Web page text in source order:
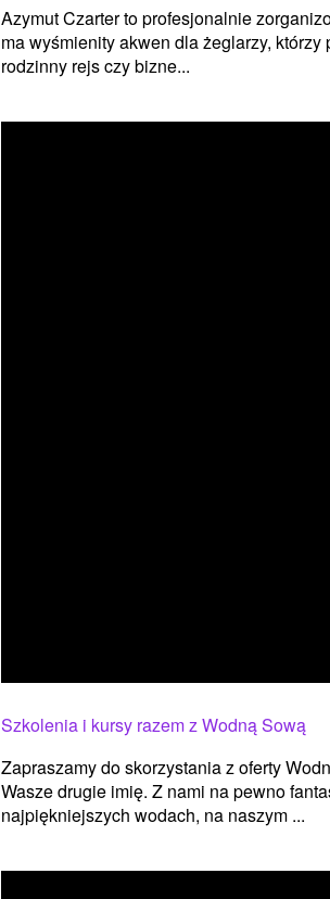
Azymut Czarter to profesjonalnie
ma wyśmienity akwen dla żeglarzy,
rodzinny rejs czy bizne...
Szkolenia i kursy razem z Wodną Sową
Zapraszamy do skorzystania z oferty
Wasze drugie imię. Z nami na pewno
najpiękniejszych wodach, na naszym ...